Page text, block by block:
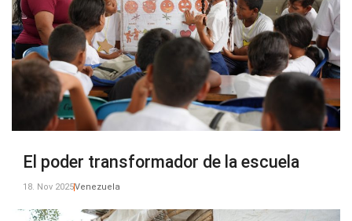
El poder transformador de la escuela
18. Nov 2025Venezuela